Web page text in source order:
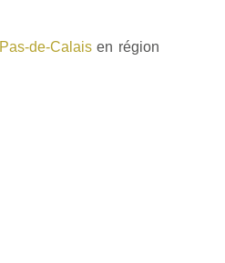
Pas-de-Calaisen région